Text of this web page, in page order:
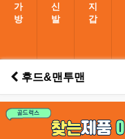
가
방
신
발
지
갑
후드&맨투맨